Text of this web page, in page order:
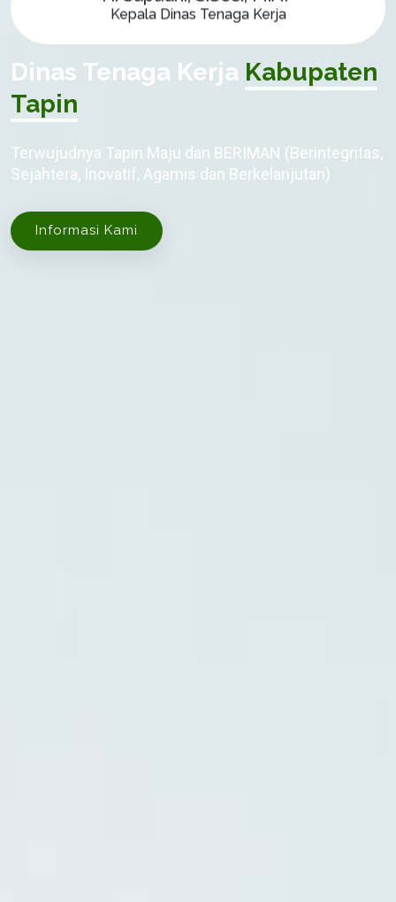
Dinas Tenaga Kerja Kabupaten
Tapin
Terwujudnya Tapin Maju dan BERIMAN (Berintegritas,
Sejahtera, Inovatif, Agamis dan Berkelanjutan)
Informasi Kami